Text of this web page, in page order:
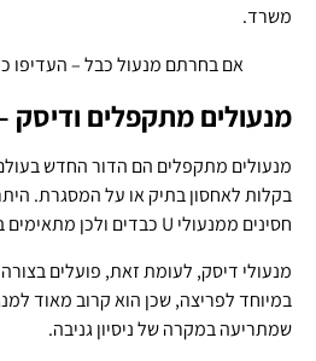
משרד.
אם בחרתם מנעול כבל – העדיפו
מנעולים מתקפלים ודיסק
מנעולים מתקפלים הם הדור החדש
בקלות לאחסון בתיק או על המסגרת.
חסינים ממנעולי U כבדים ולכן מתאימים בעיקר לרכיבות יומיומיות בעיר.
מנעולי דיסק, לעומת זאת, פועלים
במיוחד לפריצה, שכן הוא קרוב מאוד
שמתריעה במקרה של ניסיון גניבה.